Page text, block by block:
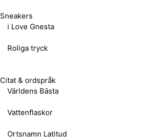
Sneakers
i Love Gnesta
Roliga tryck
Citat & ordspråk
Världens Bästa
Vattenflaskor
Ortsnamn Latitud